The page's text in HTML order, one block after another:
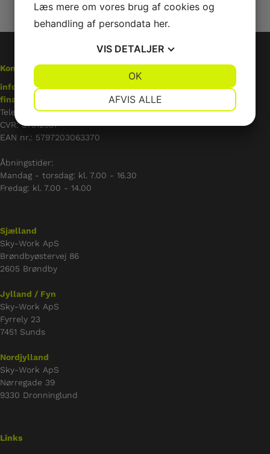
Send din besked
Kontakt os
info@skywork.dk
finans@skywork.dk
(bogholderiet)
Telefon: 91 91 91 58
CVR: 37512931
EAN nr.: 5797203063370
Åbningstider:
Mandag - torsdag: kl. 7.00 - 16.30
Fredag: kl. 7.00 - 14.00
Sjælland
Sky-Work ApS
Brøndbyøstervej 86
2605 Brøndby
Jylland / Fyn
Sky-Work ApS
Fyrrely 23
7451 Sunds
Nordjylland
Sky-Work ApS
Nørregade 39
9330 Dronninglund
Links
Læs mere om vores brug af cookies og
behandling af persondata her.
VIS DETALJER
MARKETING
AFVIS ALLE
OK